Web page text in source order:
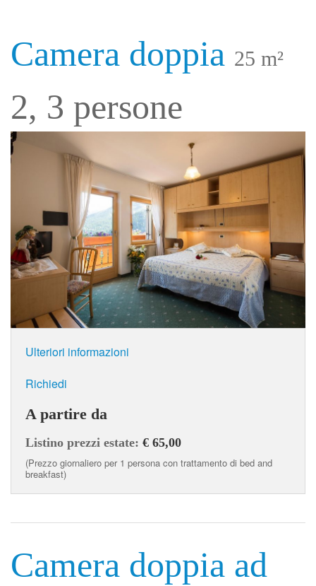
Camera doppia 25 m²
2, 3 persone
Ulteriori informazioni
Richiedi
A partire da
Listino prezzi estate: € 65,00
(Prezzo giornaliero per 1 persona con trattamento di bed and
breakfast)
Camera doppia ad